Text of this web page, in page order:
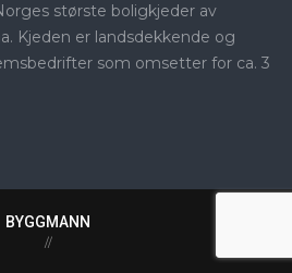
største boligkjeder av
Kjeden er landsdekkende og
som omsetter for ca. 3
BYGGMANN
//